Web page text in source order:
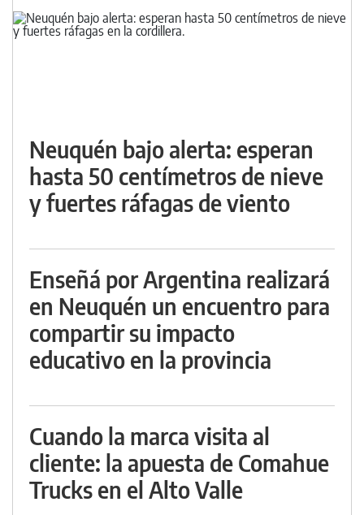
Neuquén bajo alerta: esperan
hasta 50 centímetros de nieve
y fuertes ráfagas de viento
Enseñá por Argentina realizará
en Neuquén un encuentro para
compartir su impacto
educativo en la provincia
Cuando la marca visita al
cliente: la apuesta de Comahue
Trucks en el Alto Valle